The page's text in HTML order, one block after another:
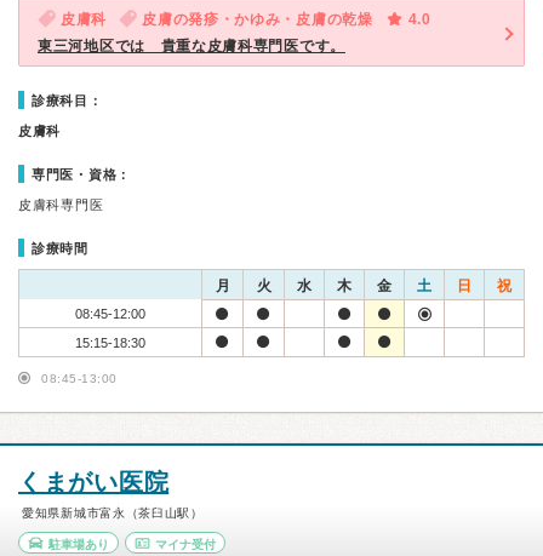
皮膚科 皮膚の発疹・かゆみ・皮膚の乾燥
4.0
東三河地区では 貴重な皮膚科専門医です。
診療科目：
皮膚科
専門医・資格：
皮膚科専門医
診療時間
月 火 水 木 金 土 日 祝
08:45-12:00
15:15-18:30
08:45-13:00
くまがい医院
愛知県新城市富永（茶臼山駅）
駐車場あり マイナ受付